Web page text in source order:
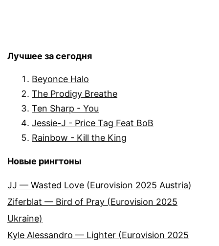
Лучшее за сегодня
Beyonce Halo
The Prodigy Breathe
Ten Sharp - You
Jessie-J - Price Tag Feat BoB
Rainbow - Kill the King
Новые рингтоны
JJ — Wasted Love (Eurovision 2025 Austria)
Ziferblat — Bird of Pray (Eurovision 2025
Ukraine)
Kyle Alessandro — Lighter (Eurovision 2025